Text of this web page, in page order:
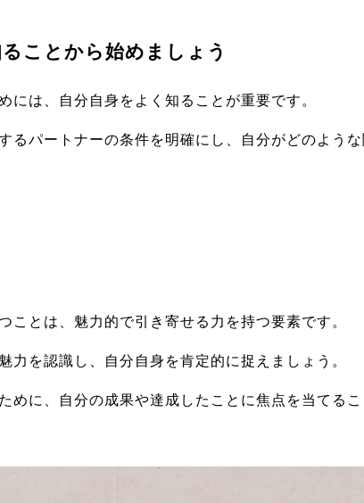
ことから始めましょう
には、自分自身をよく知ることが重要です。
るパートナーの条件を明確にし、自分がどのよう
ことは、魅力的で引き寄せる力を持つ要素です。
力を認識し、自分自身を肯定的に捉えましょう。
めに、自分の成果や達成したことに焦点を当てるこ